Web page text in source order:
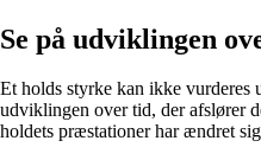
Se på udviklingen
Et holds styrke kan ikke vurderes
udviklingen over tid, der afslører
holdets præstationer har ændret